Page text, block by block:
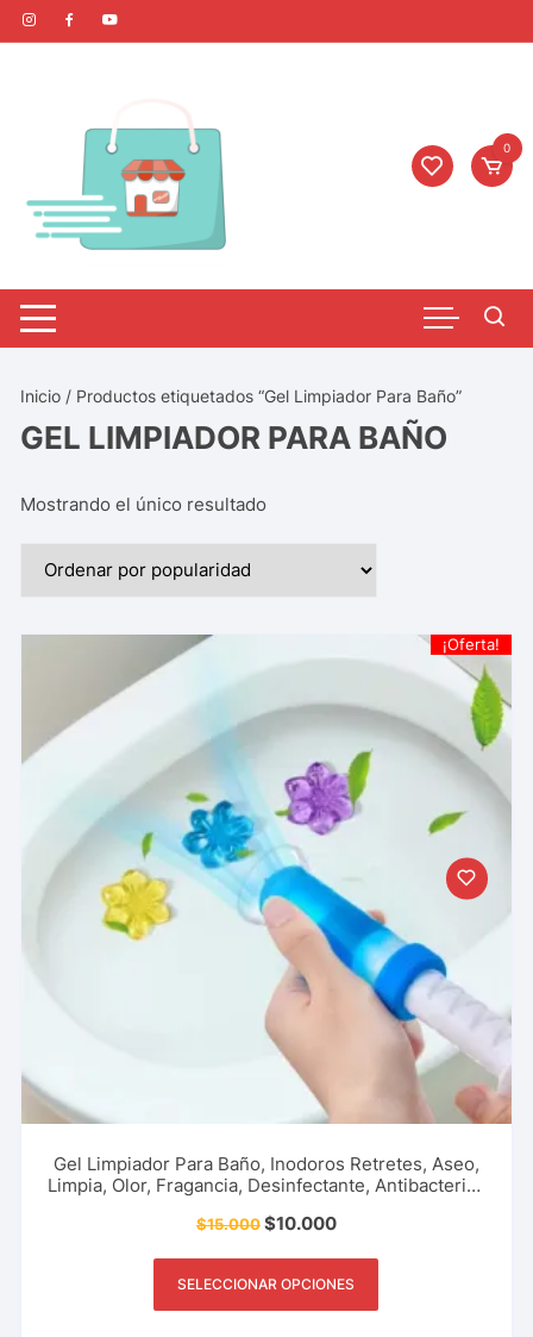
0
Inicio / Productos etiquetados “Gel Limpiador Para Baño”
GEL LIMPIADOR PARA BAÑO
Mostrando el único resultado
¡Oferta!
Gel Limpiador Para Baño, Inodoros Retretes, Aseo,
Limpia, Olor, Fragancia, Desinfectante, Antibacterial,
$15.000$10.000
SELECCIONAR OPCIONES